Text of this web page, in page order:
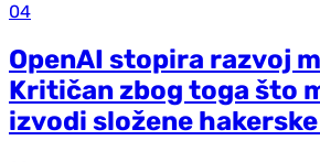
04
OpenAI stopira razvoj
Kritičan zbog toga što
izvodi složene